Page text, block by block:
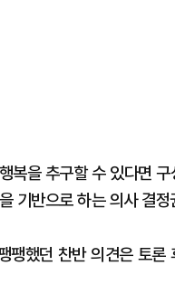
복을 추구할 수 있다면
기반으로 하는 의사 결
했던 찬반 의견은 토